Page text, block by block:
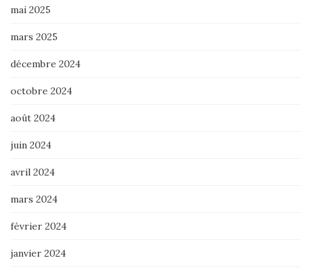
mai 2025
mars 2025
décembre 2024
octobre 2024
août 2024
juin 2024
avril 2024
mars 2024
février 2024
janvier 2024